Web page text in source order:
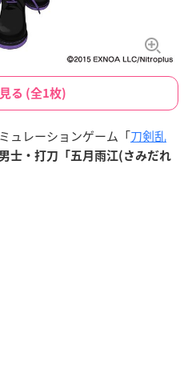
る (全1枚)
ュレーションゲーム「刀剣乱
士・打刀「五月雨江(さみだれ